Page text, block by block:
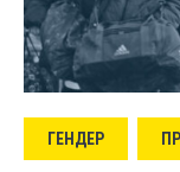
ГЕНДЕР